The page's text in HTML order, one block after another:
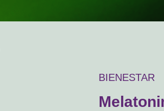
BIENESTAR